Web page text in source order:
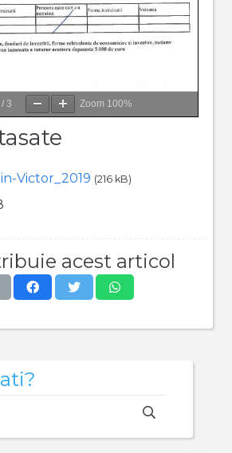
/ 3 Zoom 100%
Victor_2019 (216 kB)
acest articol